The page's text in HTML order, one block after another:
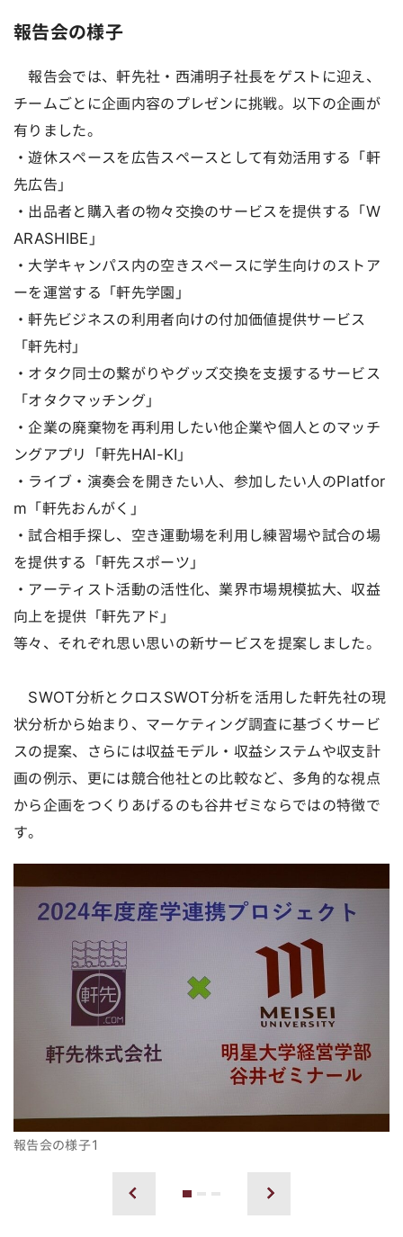
報告会の様子
報告会では、軒先社・西浦明子社長をゲストに迎え、
チームごとに企画内容のプレゼンに挑戦。以下の企画が
有りました。
・遊休スペースを広告スペースとして有効活用する「軒
先広告」
・出品者と購入者の物々交換のサービスを提供する「W
ARASHIBE」
・大学キャンパス内の空きスペースに学生向けのストア
ーを運営する「軒先学園」
・軒先ビジネスの利用者向けの付加価値提供サービス
「軒先村」
・オタク同士の繋がりやグッズ交換を支援するサービス
「オタクマッチング」
・企業の廃棄物を再利用したい他企業や個人とのマッチ
ングアプリ「軒先HAI-KI」
・ライブ・演奏会を開きたい人、参加したい人のPlatfor
m「軒先おんがく」
・試合相手探し、空き運動場を利用し練習場や試合の場
を提供する「軒先スポーツ」
・アーティスト活動の活性化、業界市場規模拡大、収益
向上を提供「軒先アド」
等々、それぞれ思い思いの新サービスを提案しました。
SWOT分析とクロスSWOT分析を活用した軒先社の現
状分析から始まり、マーケティング調査に基づくサービ
スの提案、さらには収益モデル・収益システムや収支計
画の例示、更には競合他社との比較など、多角的な視点
から企画をつくりあげるのも谷井ゼミならではの特徴で
す。
報告会の様子1